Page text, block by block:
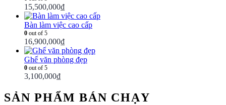
15,500,000₫
Bàn làm việc cao cấp
0 out of 5
16,900,000₫
Ghế văn phòng đẹp
0 out of 5
3,100,000₫
SẢN PHẨM BÁN CHẠY